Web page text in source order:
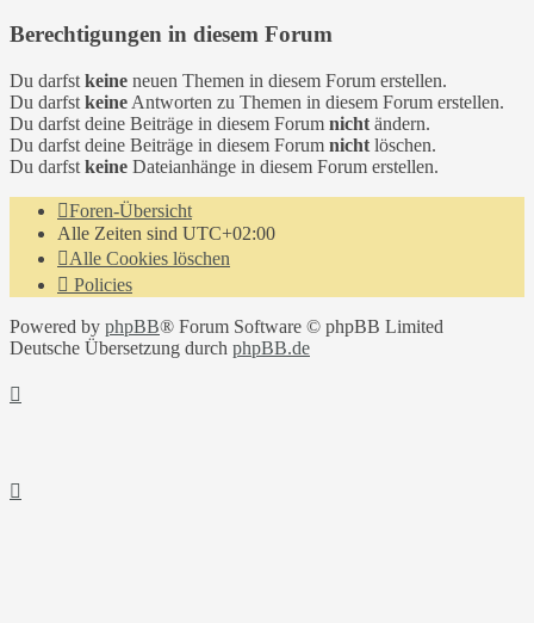
Berechtigungen in diesem Forum
Du darfst keine neuen Themen in diesem Forum erstellen.
Du darfst keine Antworten zu Themen in diesem Forum erstellen.
Du darfst deine Beiträge in diesem Forum nicht ändern.
Du darfst deine Beiträge in diesem Forum nicht löschen.
Du darfst keine Dateianhänge in diesem Forum erstellen.
Foren-Übersicht
Alle Zeiten sind UTC+02:00
Alle Cookies löschen
Policies
Powered by phpBB® Forum Software © phpBB Limited
Deutsche Übersetzung durch phpBB.de